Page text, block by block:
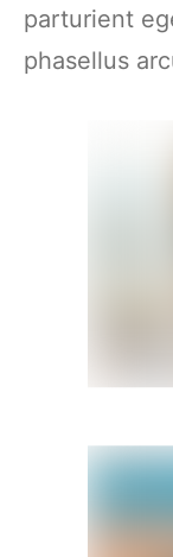
parturient
phasellus